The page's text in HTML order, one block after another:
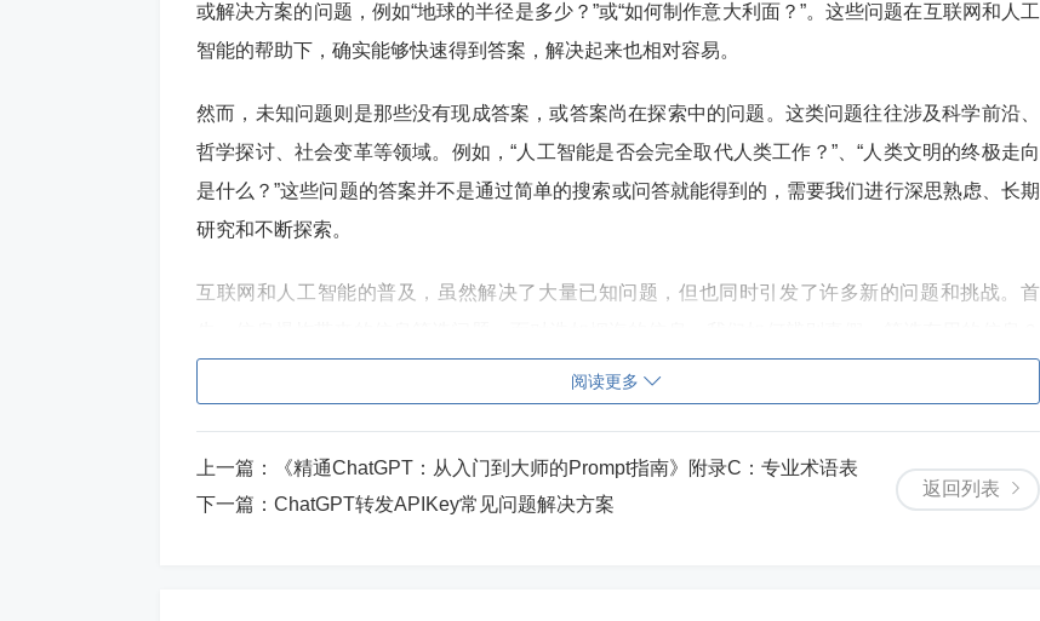
或解决方案的问题，例如“地球的半径是多少？”或“如何制作意大利面？”。这些问题在互联网和人工
智能的帮助下，确实能够快速得到答案，解决起来也相对容易。
然而，未知问题则是那些没有现成答案，或答案尚在探索中的问题。这类问题往往涉及科学前沿、
哲学探讨、社会变革等领域。例如，“人工智能是否会完全取代人类工作？”、“人类文明的终极走向
是什么？”这些问题的答案并不是通过简单的搜索或问答就能得到的，需要我们进行深思熟虑、长期
研究和不断探索。
互联网和人工智能的普及，虽然解决了大量已知问题，但也同时引发了许多新的问题和挑战。首
其次，人工智能的应用带来了伦理和法律问题。人工智能是否应该拥有自主权？在医疗、司法等重
要领域，人工智能的决策是否可信？这些都是亟待解决的新问题。
此外，互联网和人工智能的发展，也在改变我们的思维方式和生活方式。我们越来越依赖科技，是
否会导致思维的懒惰和创新能力的下降？面对复杂问题，我们是否会习惯于寻求现成答案，而忽略
阅读更多
返回列表
上一篇：
《精通ChatGPT：从入门到大师的Prompt指南》附录C：专业术语表
下一篇： ChatGPT转发APIKey常见问题解决方案